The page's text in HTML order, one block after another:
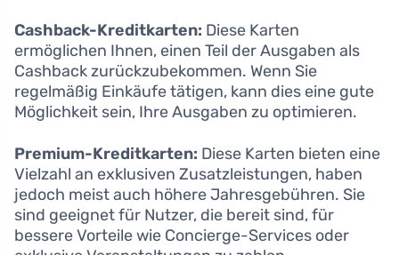
Cashback-Kreditkarten: Diese Karten
ermöglichen Ihnen, einen Teil der Ausgaben als
Cashback zurückzubekommen. Wenn Sie
regelmäßig Einkäufe tätigen, kann dies eine gute
Möglichkeit sein, Ihre Ausgaben zu optimieren.
Premium-Kreditkarten: Diese Karten bieten eine
Vielzahl an exklusiven Zusatzleistungen, haben
jedoch meist auch höhere Jahresgebühren. Sie
sind geeignet für Nutzer, die bereit sind, für
bessere Vorteile wie Concierge-Services oder